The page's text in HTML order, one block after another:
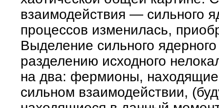
взаимодействия — сильного
процессов изменилась,
Выделение сильного
разделению исходного
на два: фермионы,
сильном взаимодействии,